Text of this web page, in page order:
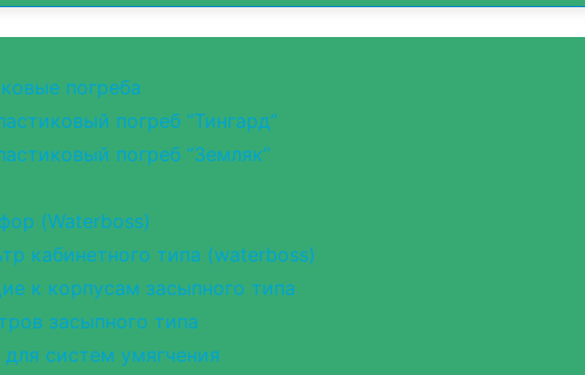
погреба
погреб “Тингард”
погреб “Земляк”
(Waterboss)
кабинетного типа (waterboss)
к корпусам засыпного типа
засыпного типа
систем умягчения